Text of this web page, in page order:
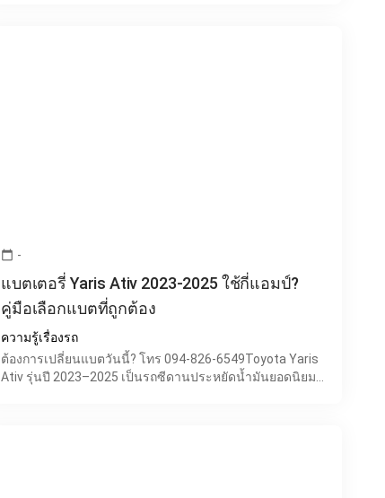
calendar_today -
แบตเตอรี่ Yaris Ativ 2023-2025 ใช้กี่แอมป์?
คู่มือเลือกแบตที่ถูกต้อง
ความรู้เรื่องรถ
ต้องการเปลี่ยนแบตวันนี้? โทร 094-826-6549Toyota Yaris
Ativ รุ่นปี 2023–2025 เป็นรถซีดานประหยัดน้ำมันยอดนิยมที่